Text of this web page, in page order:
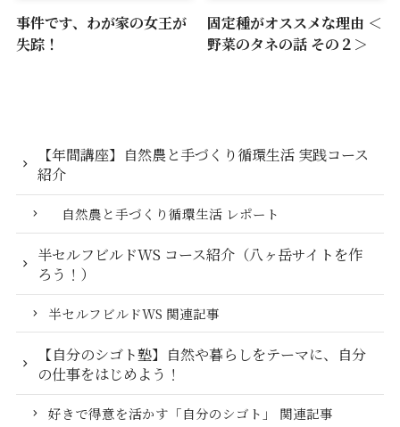
事件です、わが家の女王が
失踪！
固定種がオススメな理由 ＜
野菜のタネの話 その２＞
【年間講座】自然農と手づくり循環生活 実践コース
紹介
自然農と手づくり循環生活 レポート
半セルフビルドWS コース紹介（八ヶ岳サイトを作
ろう！）
半セルフビルドWS 関連記事
【自分のシゴト塾】自然や暮らしをテーマに、自分
の仕事をはじめよう！
好きで得意を活かす「自分のシゴト」 関連記事